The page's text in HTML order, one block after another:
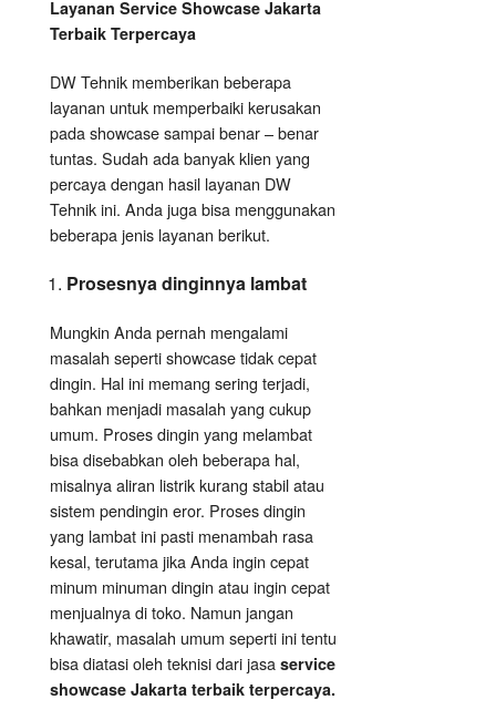
Layanan Service Showcase Jakarta
Terbaik Terpercaya
DW Tehnik memberikan beberapa
layanan untuk memperbaiki kerusakan
pada showcase sampai benar – benar
tuntas. Sudah ada banyak klien yang
percaya dengan hasil layanan DW
Tehnik ini. Anda juga bisa menggunakan
beberapa jenis layanan berikut.
Prosesnya dinginnya lambat
Mungkin Anda pernah mengalami
masalah seperti showcase tidak cepat
dingin. Hal ini memang sering terjadi,
bahkan menjadi masalah yang cukup
umum. Proses dingin yang melambat
bisa disebabkan oleh beberapa hal,
misalnya aliran listrik kurang stabil atau
sistem pendingin eror. Proses dingin
yang lambat ini pasti menambah rasa
kesal, terutama jika Anda ingin cepat
minum minuman dingin atau ingin cepat
menjualnya di toko. Namun jangan
khawatir, masalah umum seperti ini tentu
bisa diatasi oleh teknisi dari jasa service
showcase Jakarta terbaik terpercaya.